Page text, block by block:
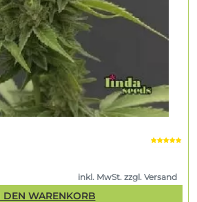
inkl. MwSt. zzgl. Versand
DEN WARENKORB